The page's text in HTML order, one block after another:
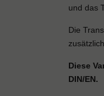
und das
Die
Diese
DIN/EN.